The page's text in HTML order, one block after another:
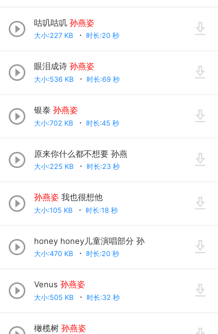
咕叽咕叽 孙燕姿
大小:227 KB 时长:20 秒
眼泪成诗 孙燕姿
大小:536 KB 时长:69 秒
银泰 孙燕姿
大小:702 KB 时长:45 秒
原来你什么都不想要 孙燕
大小:225 KB 时长:23 秒
孙燕姿我也很想他
大小:105 KB 时长:18 秒
honey honey儿童演唱部分 孙
大小:470 KB 时长:20 秒
Venus 孙燕姿
大小:505 KB 时长:32 秒
橄榄树 孙燕姿